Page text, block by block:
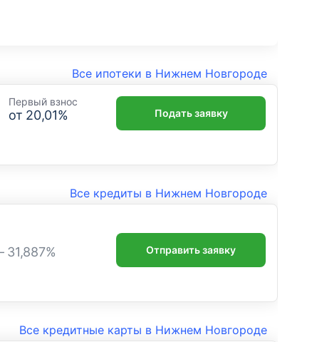
Все ипотеки в Нижнем Новгороде
Первый взнос
от 20,01% Подать заявку
Все кредиты в Нижнем Новгороде
31,887% Отправить заявку
Все кредитные карты в Нижнем Новгороде